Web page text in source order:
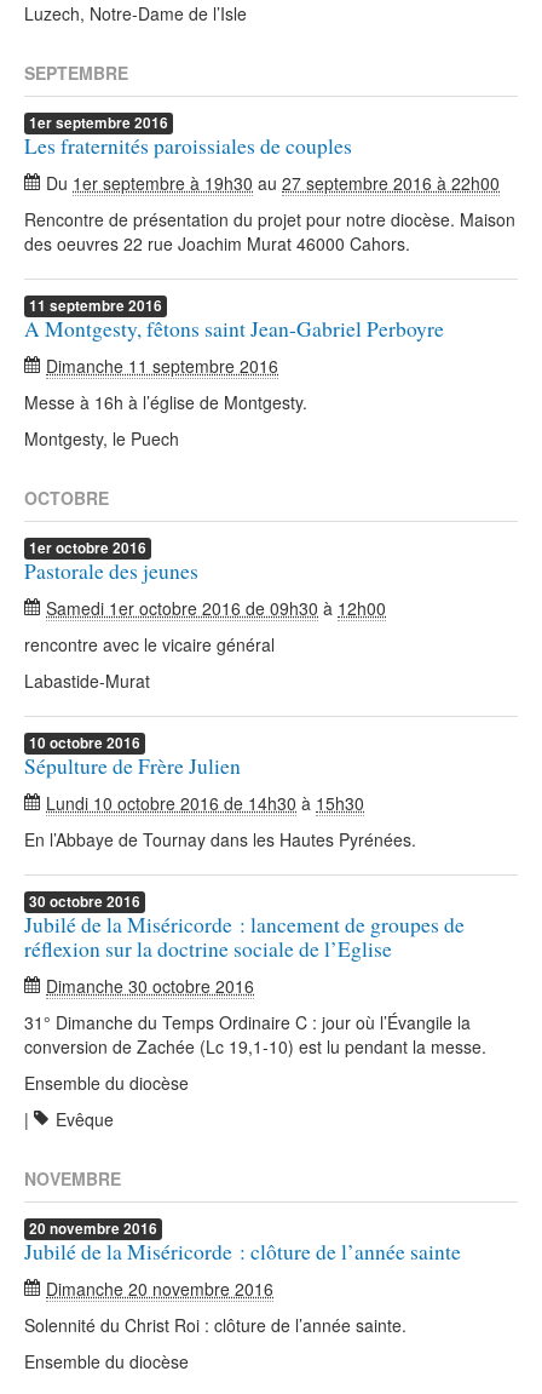
Luzech, Notre-Dame de l’Isle
SEPTEMBRE
1erseptembre2016
Les fraternités paroissiales de couples
Du 1er septembre à 19h30 au 27 septembre 2016 à 22h00
Rencontre de présentation du projet pour notre diocèse. Maison
des oeuvres 22 rue Joachim Murat 46000 Cahors.
11 septembre2016
A Montgesty, fêtons saint Jean-Gabriel Perboyre
Dimanche 11 septembre 2016
Messe à 16h à l’église de Montgesty.
Montgesty, le Puech
OCTOBRE
1eroctobre2016
Pastorale des jeunes
Samedi 1er octobre 2016 de 09h30 à 12h00
rencontre avec le vicaire général
Labastide-Murat
10 octobre2016
Sépulture de Frère Julien
Lundi 10 octobre 2016 de 14h30 à 15h30
En l’Abbaye de Tournay dans les Hautes Pyrénées.
30 octobre2016
Jubilé de la Miséricorde : lancement de groupes de
réflexion sur la doctrine sociale de l’Eglise
Dimanche 30 octobre 2016
31° Dimanche du Temps Ordinaire C : jour où l’Évangile la
conversion de Zachée (Lc 19,1-10) est lu pendant la messe.
Ensemble du diocèse
|
Evêque
NOVEMBRE
20 novembre2016
Jubilé de la Miséricorde : clôture de l’année sainte
Dimanche 20 novembre 2016
Solennité du Christ Roi : clôture de l’année sainte.
Ensemble du diocèse